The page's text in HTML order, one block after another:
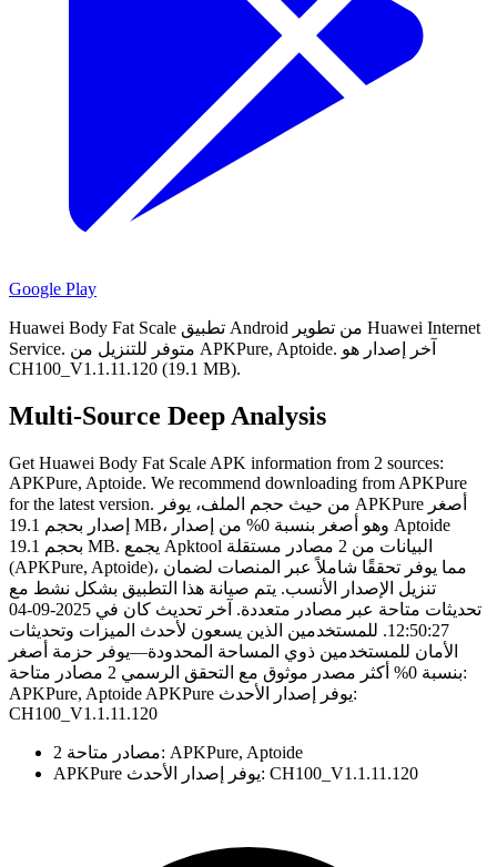
Google Play
Huawei Body Fat Scale تطبيق Android من تطوير Huawei Internet
Service.
متوفر للتنزيل من APKPure, Aptoide. آخر إصدار هو
CH100_V1.1.11.120 (19.1 MB).
Multi-Source Deep Analysis
Get Huawei Body Fat Scale APK information from 2 sources:
APKPure, Aptoide. We recommend downloading from APKPure
for the latest version. من حيث حجم الملف، يوفر APKPure أصغر
إصدار بحجم 19.1 MB، وهو أصغر بنسبة 0% من إصدار Aptoide
بحجم 19.1 MB. يجمع Apktool البيانات من 2 مصادر مستقلة
(APKPure, Aptoide)، مما يوفر تحققًا شاملاً عبر المنصات لضمان
تنزيل الإصدار الأنسب. يتم صيانة هذا التطبيق بشكل نشط مع
تحديثات متاحة عبر مصادر متعددة. آخر تحديث كان في 2025-09-04
12:50:27. للمستخدمين الذين يسعون لأحدث الميزات وتحديثات
الأمان للمستخدمين ذوي المساحة المحدودة—يوفر حزمة أصغر
بنسبة 0% أكثر مصدر موثوق مع التحقق الرسمي 2 مصادر متاحة:
APKPure, Aptoide APKPure يوفر إصدار الأحدث:
CH100_V1.1.11.120
2 مصادر متاحة: APKPure, Aptoide
APKPure يوفر إصدار الأحدث: CH100_V1.1.11.120